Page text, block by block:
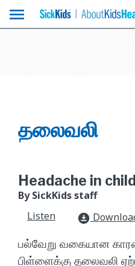
menu
தலைவலி
Headache in
By SickKids staff
Listen
download_for_offline
பல்வேறு வகையான
பிள்ளைக்கு தலைவலி